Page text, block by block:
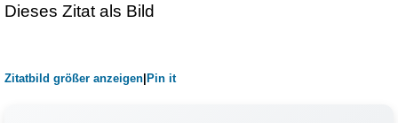
Dieses Zitat als Bild
Zitatbild größer anzeigen Pin it